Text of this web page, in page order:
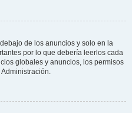
de los anuncios y solo en la
por lo que debería leerlos cada
globales y anuncios, los permisos